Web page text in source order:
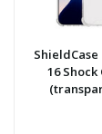
ShieldCase
16 Shock